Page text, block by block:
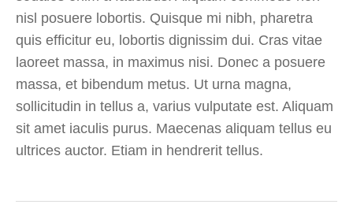
nisl posuere lobortis. Quisque mi nibh, pharetra
quis efficitur eu, lobortis dignissim dui. Cras vitae
laoreet massa, in maximus nisi. Donec a posuere
massa, et bibendum metus. Ut urna magna,
sollicitudin in tellus a, varius vulputate est. Aliquam
sit amet iaculis purus. Maecenas aliquam tellus eu
ultrices auctor. Etiam in hendrerit tellus.